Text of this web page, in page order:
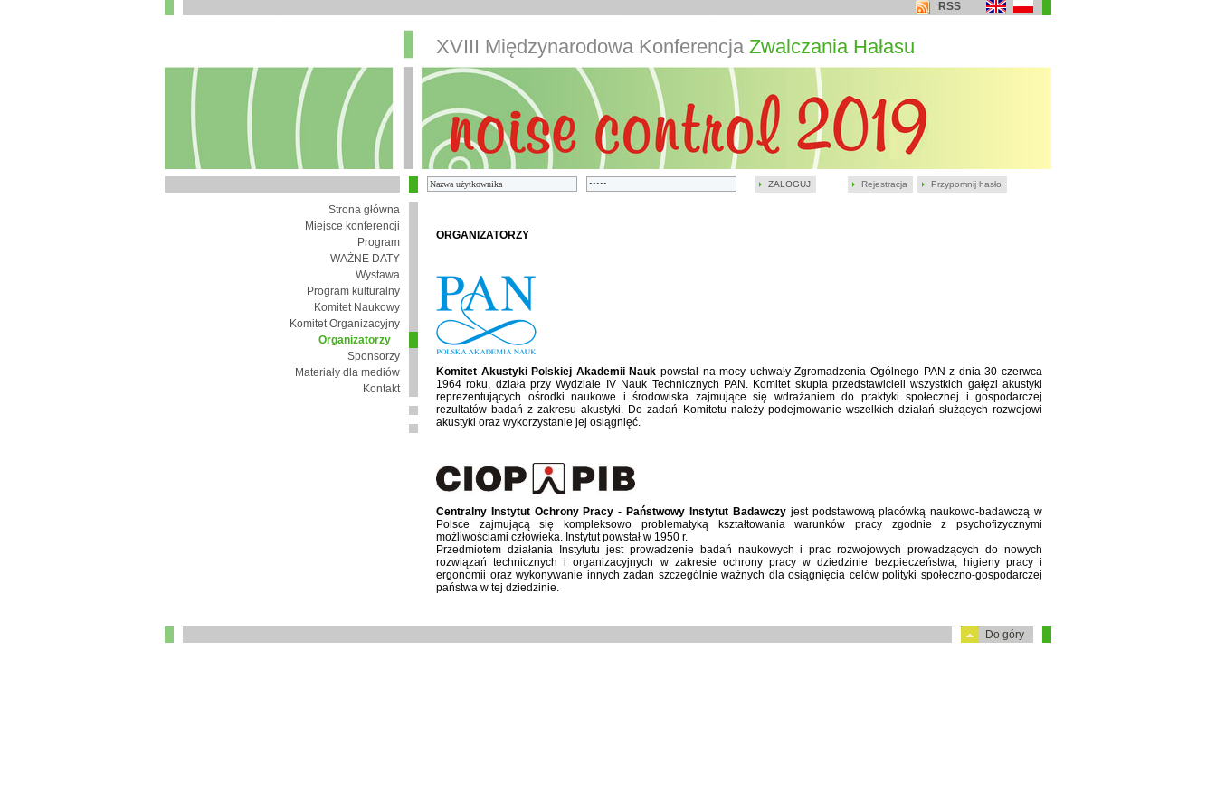
ZALOGUJ Rejestracja Przypomnij hasło
RSS
XVIII Międzynarodowa Konferencja Zwalczania Hałasu
Strona główna
Miejsce konferencji
Program
WAŻNE DATY
Wystawa
Program kulturalny
Komitet Naukowy
Komitet Organizacyjny
Organizatorzy
Sponsorzy
Materiały dla mediów
Kontakt
ORGANIZATORZY
Komitet Akustyki Polskiej Akademii Nauk powstał na mocy uchwały Zgromadzenia Ogólnego PAN z dnia 30 czerwca
1964 roku, działa przy Wydziale IV Nauk Technicznych PAN. Komitet skupia przedstawicieli wszystkich gałęzi akustyki
reprezentujących ośrodki naukowe i środowiska zajmujące się wdrażaniem do praktyki społecznej i gospodarczej
rezultatów badań z zakresu akustyki. Do zadań Komitetu należy podejmowanie wszelkich działań służących rozwojowi
akustyki oraz wykorzystanie jej osiągnięć.
Centralny Instytut Ochrony Pracy - Państwowy Instytut Badawczyjest podstawową placówką naukowo-badawczą w
Polsce zajmującą się kompleksowo problematyką kształtowania warunków pracy zgodnie z psychofizycznymi
możliwościami człowieka. Instytut powstał w 1950 r.
Przedmiotem działania Instytutu jest prowadzenie badań naukowych i prac rozwojowych prowadzących do nowych
rozwiązań technicznych i organizacyjnych w zakresie ochrony pracy w dziedzinie bezpieczeństwa, higieny pracy i
ergonomii oraz wykonywanie innych zadań szczególnie ważnych dla osiągnięcia celów polityki społeczno-gospodarczej
państwa w tej dziedzinie.
Do góry